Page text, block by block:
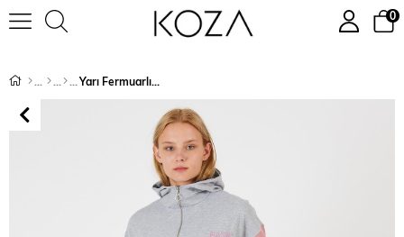
0
Yarı Fermuarlı Basic Baskılı Eşofman Takımı 8719